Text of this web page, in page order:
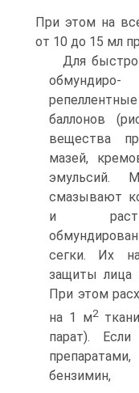
При этом на
от 10 до 15 мл
Для
баллонов
вещества
мазей,
эмульсий.
смазывают
и
сегки. Их
защиты лица
При этом
на 1 м2
парат).
бензимин,